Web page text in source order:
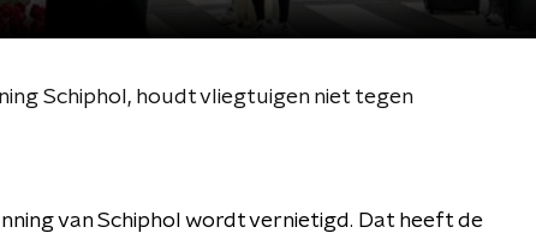
Schiphol, houdt vliegtuigen niet tegen
van Schiphol wordt vernietigd. Dat heeft de